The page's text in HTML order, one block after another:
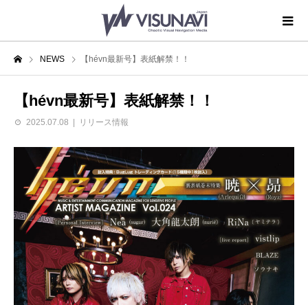
NEWS 【hévn最新号】表紙解禁！！
【hévn最新号】表紙解禁！！
2025.07.08 リリース情報